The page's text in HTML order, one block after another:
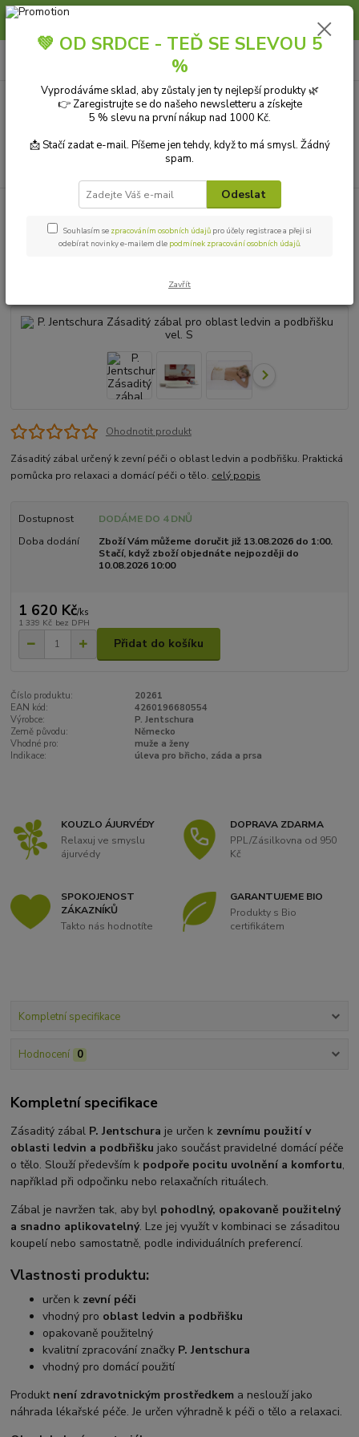
Slunce, koupání a horko dávají vlasům zabrat. Dopřejte jim šetrnou péči s
CZK
ZDRAVOTNICKÉ POTŘEBY Bandáže a ortézy
P. Jentschura
P. Jentschura Zásaditý zábal pro
oblast ledvin a podbřišku vel. S
Ohodnotit produkt
Zásaditý zábal určený k zevní péči o oblast ledvin a podbřišku. Praktická
pomůcka pro relaxaci a domácí péči o tělo. celý popis
Dostupnost
DODÁME DO 4 DNŮ
Doba dodání
Zboží Vám můžeme doručit již 13.08.2026 do 1:00.
Stačí, když zboží objednáte nejpozději do
10.08.2026 10:00
1 620 Kč/ks
1 339 Kč bez DPH
Přidat do košíku
Číslo produktu:
20261
EAN kód:
4260196680554
Výrobce:
P. Jentschura
Země původu:
Německo
Vhodné pro:
muže a ženy
Indikace:
úleva pro břicho, záda a prsa
KOUZLO ÁJURVÉDY
Relaxuj ve smyslu
ájurvédy
DOPRAVA ZDARMA
PPL/Zásilkovna od 950
Kč
SPOKOJENOST
ZÁKAZNÍKŮ
Takto nás hodnotíte
GARANTUJEME BIO
Produkty s Bio
certifikátem
Kompletní specifikace
Hodnocení 0
Kompletní specifikace
Zásaditý zábal P. Jentschura je určen k zevnímu použití v
oblasti ledvin a podbřišku jako součást pravidelné domácí péče
o tělo. Slouží především k podpoře pocitu uvolnění a komfortu,
například při odpočinku nebo relaxačních rituálech.
Zábal je navržen tak, aby byl pohodlný, opakovaně použitelný
a snadno aplikovatelný. Lze jej využít v kombinaci se zásaditou
koupelí nebo samostatně, podle individuálních preferencí.
Vlastnosti produktu:
určen k zevní péči
vhodný pro oblast ledvin a podbřišku
opakovaně použitelný
kvalitní zpracování značky P. Jentschura
vhodný pro domácí použití
Produkt není zdravotnickým prostředkem a neslouží jako
náhrada lékařské péče. Je určen výhradně k péči o tělo a relaxaci.
💚 OD SRDCE - TEĎ SE SLEVOU 5
%
Vyprodáváme sklad, aby zůstaly jen ty nejlepší produkty 🌿
👉 Zaregistrujte se do našeho newsletteru a získejte
5 % slevu na první nákup nad 1000 Kč.
📩 Stačí zadat e-mail. Píšeme jen tehdy, když to má smysl. Žádný
spam.
Odeslat
Souhlasím se zpracováním osobních údajů pro účely registrace a přeji si
odebírat novinky e-mailem dle podmínek zpracování osobních údajů.
Zavřít